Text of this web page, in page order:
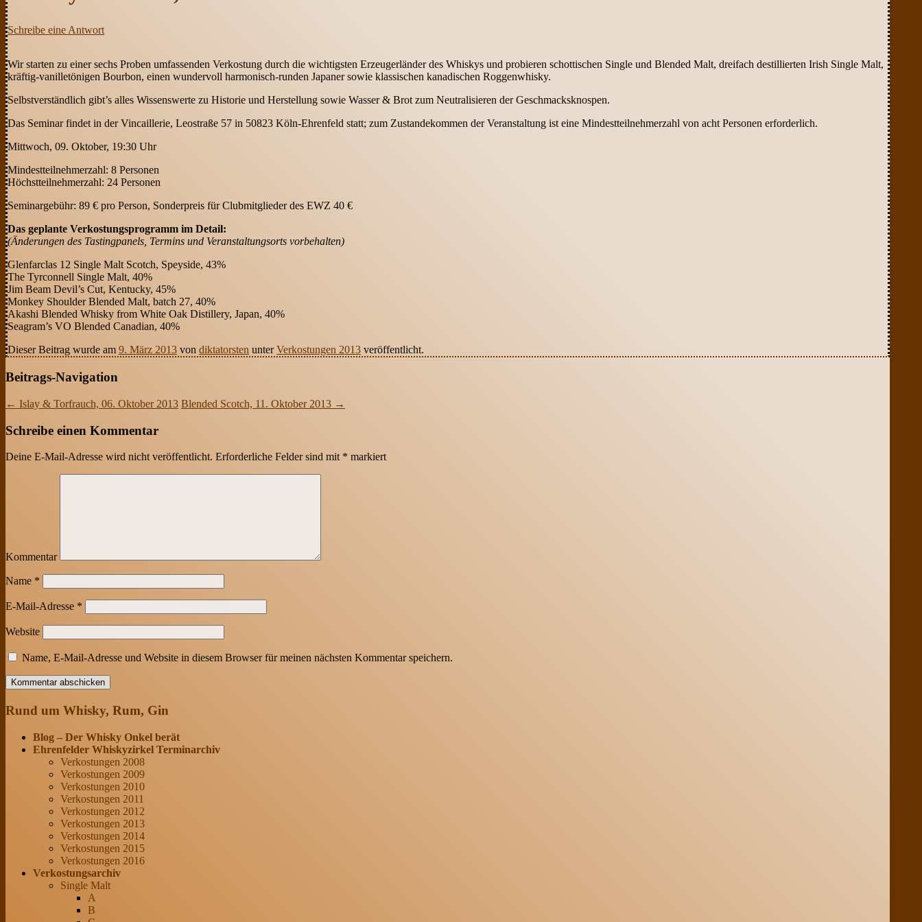
Schreibe eine Antwort
Wir starten zu einer sechs Proben umfassenden Verkostung durch die wichtigsten Erzeugerländer des Whiskys und probieren schottischen Single und Blended Malt, dreifach destillierten Irish Single Malt,
kräftig-vanilletönigen Bourbon, einen wundervoll harmonisch-runden Japaner sowie klassischen kanadischen Roggenwhisky.
Selbstverständlich gibt’s alles Wissenswerte zu Historie und Herstellung sowie Wasser & Brot zum Neutralisieren der Geschmacksknospen.
Das Seminar findet in der Vincaillerie, Leostraße 57 in 50823 Köln-Ehrenfeld statt; zum Zustandekommen der Veranstaltung ist eine Mindestteilnehmerzahl von acht Personen erforderlich.
Mittwoch, 09. Oktober, 19:30 Uhr
Mindestteilnehmerzahl: 8 Personen
Höchstteilnehmerzahl: 24 Personen
Seminargebühr: 89 € pro Person, Sonderpreis für Clubmitglieder des EWZ 40 €
Das geplante Verkostungsprogramm im Detail:
(Änderungen des Tastingpanels, Termins und Veranstaltungsorts vorbehalten)
Glenfarclas 12 Single Malt Scotch, Speyside, 43%
The Tyrconnell Single Malt, 40%
Jim Beam Devil’s Cut, Kentucky, 45%
Monkey Shoulder Blended Malt, batch 27, 40%
Akashi Blended Whisky from White Oak Distillery, Japan, 40%
Seagram’s VO Blended Canadian, 40%
Dieser Beitrag wurde am 9. März 2013 von diktatorsten unterVerkostungen 2013 veröffentlicht.
Beitrags-Navigation
← Islay & Torfrauch, 06. Oktober 2013 Blended Scotch, 11. Oktober 2013 →
Schreibe einen Kommentar
Deine E-Mail-Adresse wird nicht veröffentlicht. Erforderliche Felder sind mit * markiert
Kommentar
Name *
E-Mail-Adresse *
Website
Name, E-Mail-Adresse und Website in diesem Browser für meinen nächsten Kommentar speichern.
Rund um Whisky, Rum, Gin
Blog – Der Whisky Onkel berät
Ehrenfelder Whiskyzirkel Terminarchiv
Verkostungen 2008
Verkostungen 2009
Verkostungen 2010
Verkostungen 2011
Verkostungen 2012
Verkostungen 2013
Verkostungen 2014
Verkostungen 2015
Verkostungen 2016
Verkostungsarchiv
Single Malt
A
B